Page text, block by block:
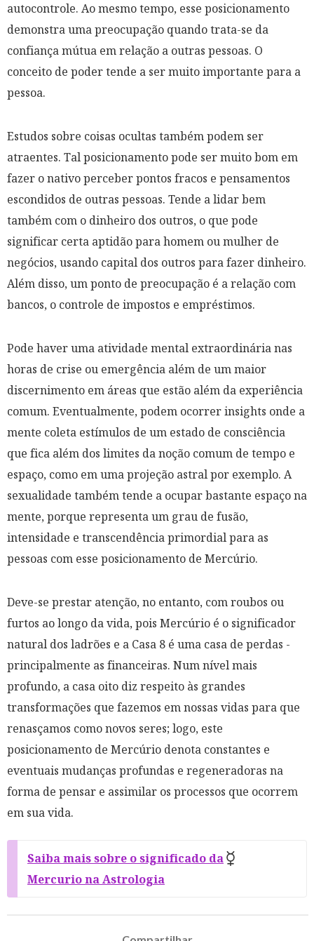
autocontrole. Ao mesmo tempo, esse posicionamento
demonstra uma preocupação quando trata-se da
confiança mútua em relação a outras pessoas. O
conceito de poder tende a ser muito importante para a
pessoa.
Estudos sobre coisas ocultas também podem ser
atraentes. Tal posicionamento pode ser muito bom em
fazer o nativo perceber pontos fracos e pensamentos
escondidos de outras pessoas. Tende a lidar bem
também com o dinheiro dos outros, o que pode
significar certa aptidão para homem ou mulher de
negócios, usando capital dos outros para fazer dinheiro.
Além disso, um ponto de preocupação é a relação com
bancos, o controle de impostos e empréstimos.
Pode haver uma atividade mental extraordinária nas
horas de crise ou emergência além de um maior
discernimento em áreas que estão além da experiência
comum. Eventualmente, podem ocorrer insights onde a
mente coleta estímulos de um estado de consciência
que fica além dos limites da noção comum de tempo e
espaço, como em uma projeção astral por exemplo. A
sexualidade também tende a ocupar bastante espaço na
mente, porque representa um grau de fusão,
intensidade e transcendência primordial para as
pessoas com esse posicionamento de Mercúrio.
Deve-se prestar atenção, no entanto, com roubos ou
furtos ao longo da vida, pois Mercúrio é o significador
natural dos ladrões e a Casa 8 é uma casa de perdas -
principalmente as financeiras. Num nível mais
profundo, a casa oito diz respeito às grandes
transformações que fazemos em nossas vidas para que
renasçamos como novos seres; logo, este
posicionamento de Mercúrio denota constantes e
eventuais mudanças profundas e regeneradoras na
forma de pensar e assimilar os processos que ocorrem
em sua vida.
Saiba mais sobre o significado da
Mercurio na Astrologia